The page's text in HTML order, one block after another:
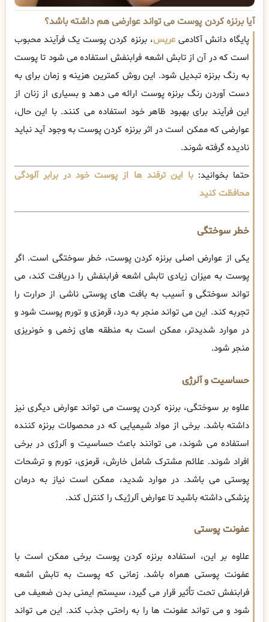
آیا برنزه کردن پوست می تواند عوارضی هم داشته باشد؟
پایگاه دانش آکادمیعریس، برنزه کردن پوست یک فرآیند محبوب
است که در آن از تابش اشعه فرابنفش استفاده می شود تا پوست
به رنگ برنزه تبدیل شود. این روش کمترین هزینه و زمان برای به
دست آوردن رنگ برنزه پوست ارائه می دهد و بسیاری از زنان از
این فرآیند برای بهبود ظاهر خود استفاده می کنند. با این حال،
عوارضی که ممکن است در اثر برنزه کردن پوست به وجود آید نباید
نادیده گرفته شوند.
حتما بخوانید:با این ترفند ها از پوست خود در برابر آلودگی
محافظت کنید
خطر سوختگی
یکی از عوارض اصلی برنزه کردن پوست، خطر سوختگی است. اگر
پوست به میزان زیادی تابش اشعه فرابنفش را دریافت کند، می
تواند سوختگی و آسیب به بافت های پوستی ناشی از حرارت را
تجربه کند. این می تواند منجر به درد، قرمزی و تورم پوست شود و
در موارد شدیدتر، ممکن است به منطقه های زخمی و خونریزی
منجر شود.
حساسیت و آلرژی
علاوه بر سوختگی، برنزه کردن پوست می تواند عوارض دیگری نیز
داشته باشد. برخی از مواد شیمیایی که در محصولات برنزه کننده
استفاده می شوند، می توانند باعث حساسیت و آلرژی در برخی
افراد شوند. علائم مشترک شامل خارش، قرمزی، تورم و ترشحات
پوستی می باشد. در موارد شدید، ممکن است نیاز به درمان
پزشکی داشته باشید تا عوارض آلرژیک را کنترل کند.
عفونت پوستی
علاوه بر این، استفاده برنزه کردن پوست برخی ممکن است با
عفونت پوستی همراه باشد. زمانی که پوست به تابش اشعه
فرابنفش تحت تأثیر قرار می گیرد، سیستم ایمنی بدن ضعیف می
شود و می تواند عفونت ها را به راحتی جذب کند. این می تواند